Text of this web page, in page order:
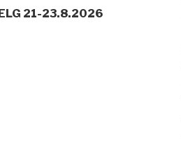
21-23.8.2026